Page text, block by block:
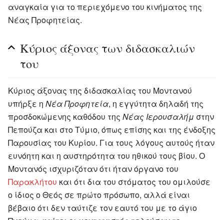
αναγκαία για το περιεχόμενο του κινήματος της
Νέας Προφητείας.
Κύριος άξονας των διδασκαλιών
του
Κύριος άξονας της διδασκαλίας του Μοντανού
υπήρξε η Νέα Προφητεία, η εγγύτητα δηλαδή της
προσδοκώμενης καθόδου της Νέας Ιερουσαλήμ στην
Πεπούζα και στο Τύμιο, όπως επίσης και της ένδοξης
Παρουσίας του Κυρίου. Για τους λόγους αυτούς ήταν
ευνόητη και η αυστηρότητα του ηθικού τους βίου. Ο
Μοντανός ισχυριζόταν ότι ήταν όργανο του
Παρακλήτου και ότι δια του στόματος του ομιλούσε
ο ίδιος ο Θεός σε πρώτο πρόσωπο, αλλά είναι
βέβαιο ότι δεν ταύτιζε τον εαυτό του με το άγιο